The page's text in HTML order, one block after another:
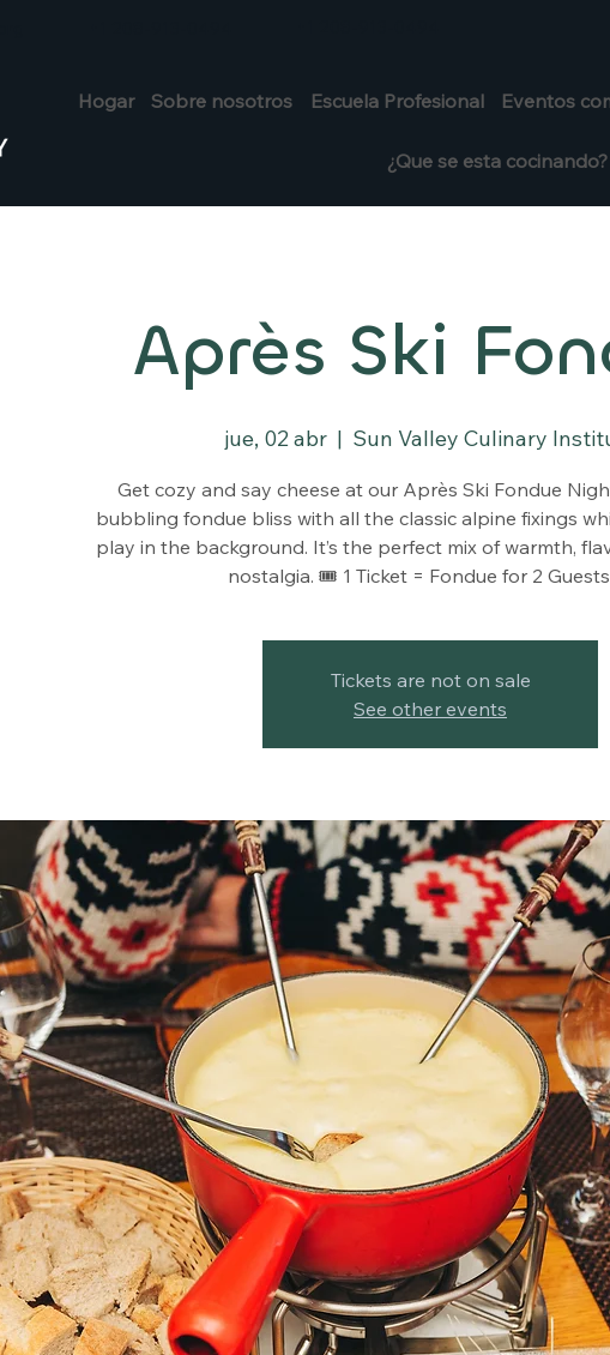
Hogar Sobre nosotros Escuela Profesional Eventos
¿Que se esta cocinando?
Après Ski
jue, 02 abr
  |
Sun Valley Culinary
Get cozy and say cheese at our Après Ski Fondue
bubbling fondue bliss with all the classic alpine fixings
play in the background. It’s the perfect mix of warmth,
nostalgia. 🎟️ 1 Ticket = Fondue for 2
Tickets are not on sale
See other events